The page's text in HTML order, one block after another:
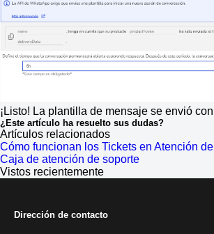
¡Listo! La plantilla de mensaje se envió
¿Este artículo ha resuelto sus dudas?
Artículos relacionados
Cómo funcionan los Tickets en Atención
Caja de atención de soporte
Vistos recientemente
Dirección de contacto